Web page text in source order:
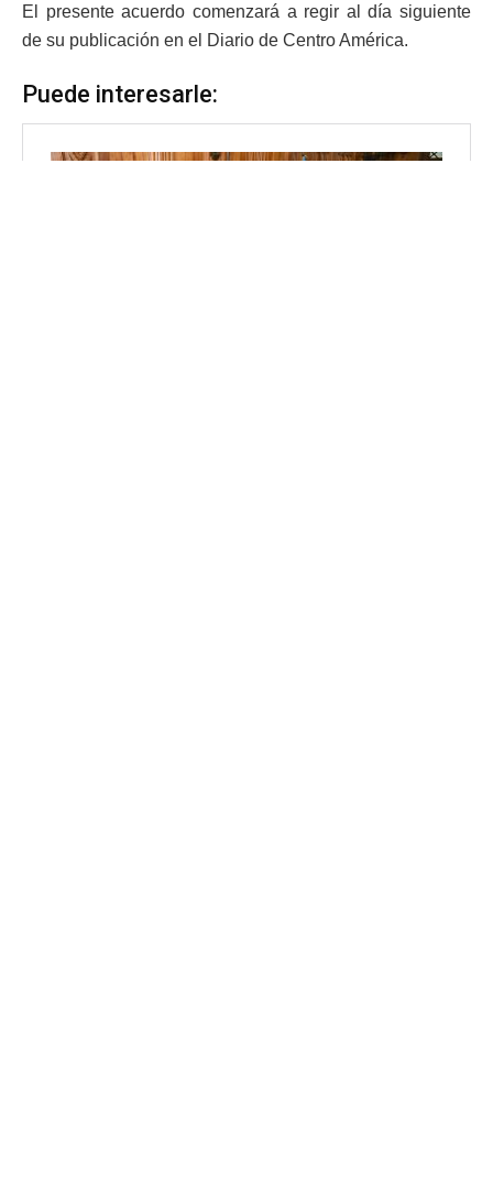
El presente acuerdo comenzará a regir al día siguiente
de su publicación en el Diario de Centro América.
Puede interesarle: